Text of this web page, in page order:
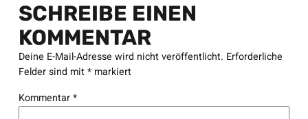
SCHREIBE EINEN
KOMMENTAR
Deine E-Mail-Adresse wird nicht veröffentlicht. Erforderliche
Felder sind mit*markiert
Kommentar*